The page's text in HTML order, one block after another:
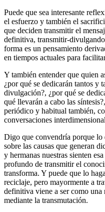
Puede que sea interesante
el esfuerzo y también el
que deciden transmitir el
definitiva, transmitir-
forma es un pensamiento
en tiempos actuales para
Y también entender que quien
¿por qué se dedicarán tantos y
divulgación?, ¿por qué se
qué llevarán a cabo las
periódico y habitual también,
conversaciones
Digo que convendría porque lo
sobre las causas que generan
y hermanas nuestras sienten
profundo de transmitir el
transforma. Y puede que lo
reciclaje, pero mayormente a
definitiva viene a ser como una
mediante la transmutación.